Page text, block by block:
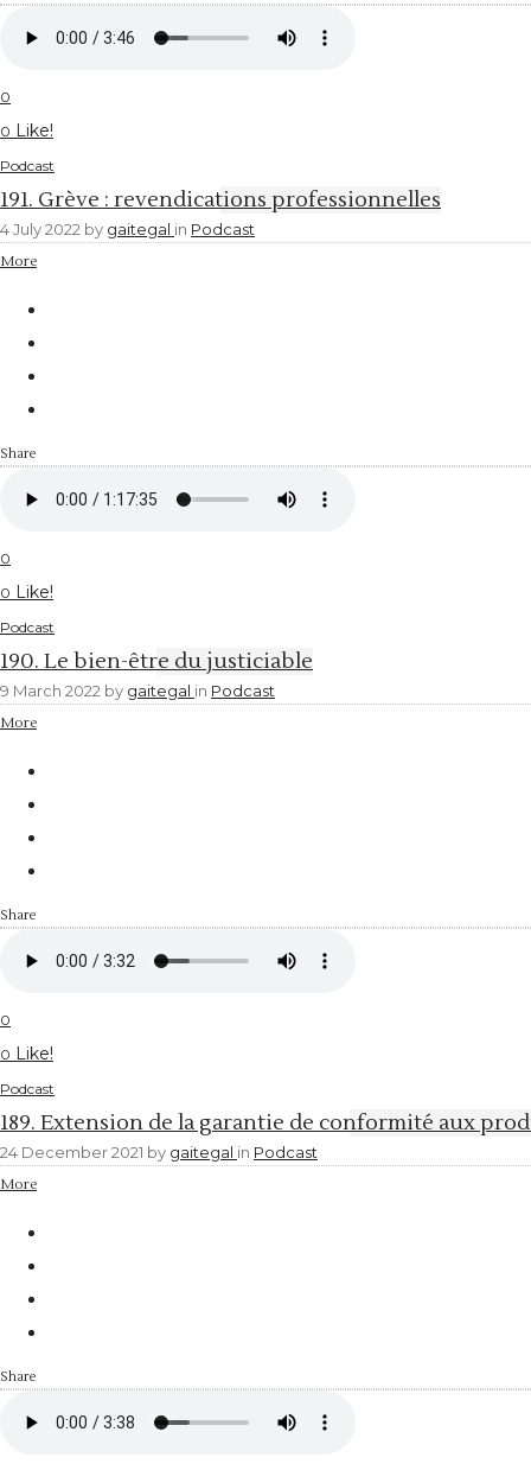
0
0 Like!
Podcast
191. Grève : revendications professionnelles
4 July 2022 by gaitegal in Podcast
More
Share
0
0 Like!
Podcast
190. Le bien-être du justiciable
9 March 2022 by gaitegal in Podcast
More
Share
0
0 Like!
Podcast
189. Extension de la garantie de conformité aux
24 December 2021 by gaitegal in Podcast
More
Share